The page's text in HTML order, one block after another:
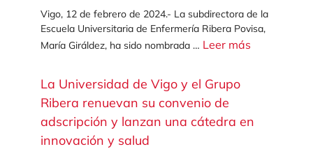
Vigo, 12 de febrero de 2024.- La subdirectora de la
Escuela Universitaria de Enfermería Ribera Povisa,
María Giráldez, ha sido nombrada … Leer más
La Universidad de Vigo y el Grupo
Ribera renuevan su convenio de
adscripción y lanzan una cátedra en
innovación y salud